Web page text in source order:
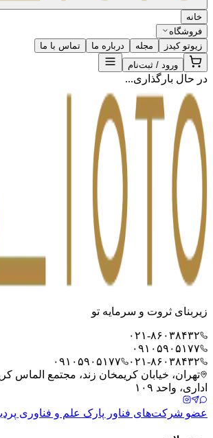
خانه
فروشگاه
زیوتو کیدز
مجله درباره ما
تماس با ما
ورود / ثبت‌نام
در حال بارگذاری...
زیربنای ثروت و سرمایه تو
۰۲۱-۸۶۰۳۸۴۳۲
۰۹۱۰۵۹۰۵۱۷۷
۰۲۱-۸۶۰۳۸۴۳۲
۰۹۱۰۵۹۰۵۱۷۷
تهران، خیابان کریمخان زند، مجتمع الماس
اداری، واحد ۱۰۹
عضو شرکت‌های فناور پارک علم و فناوری